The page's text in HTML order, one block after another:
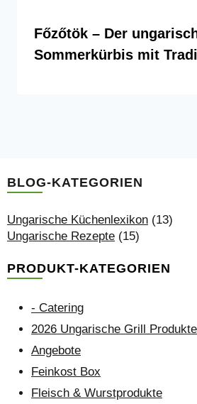
Főzőtök – Der
Sommerkürbis mit
BLOG-KATEGORIEN
Ungarische Küchenlexikon (13)
Ungarische Rezepte (15)
PRODUKT-KATEGORIEN
- Catering
2026 Ungarische Grill Produkte
Angebote
Feinkost Box
Fleisch & Wurstprodukte